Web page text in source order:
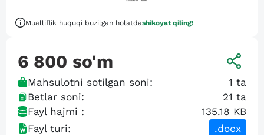
Mualliflik huquqi buzilgan holatdashikoyat qiling!
6 800 so'm
Mahsulotni sotilgan soni: 1 ta
Betlar soni:
21 ta
Fayl hajmi :
135.18 KB
Fayl turi:
.docx